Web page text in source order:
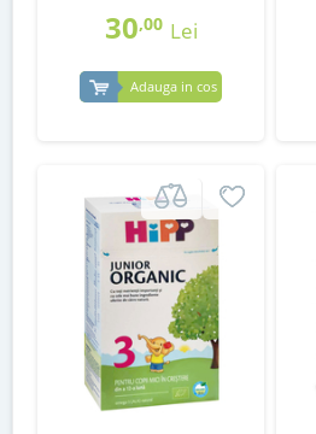
30,00 Lei
Adauga in cos